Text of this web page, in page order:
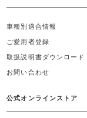
車種別適合情報
ご愛用者登録
取扱説明書ダウンロード
お問い合わせ
公式オンラインストア